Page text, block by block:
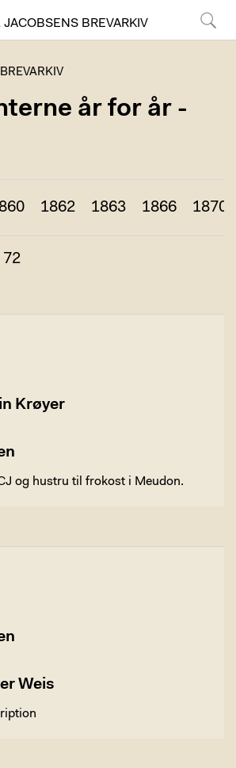
JACOBSENS BREVARKIV
år for år -
1862 1863 1866 1870
72
Krøyer
og hustru til frokost i Meudon.
Weis